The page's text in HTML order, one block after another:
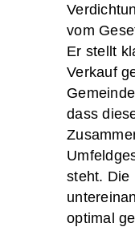
vom
Er stellt
Verkauf
dass
steht. Die
optimal